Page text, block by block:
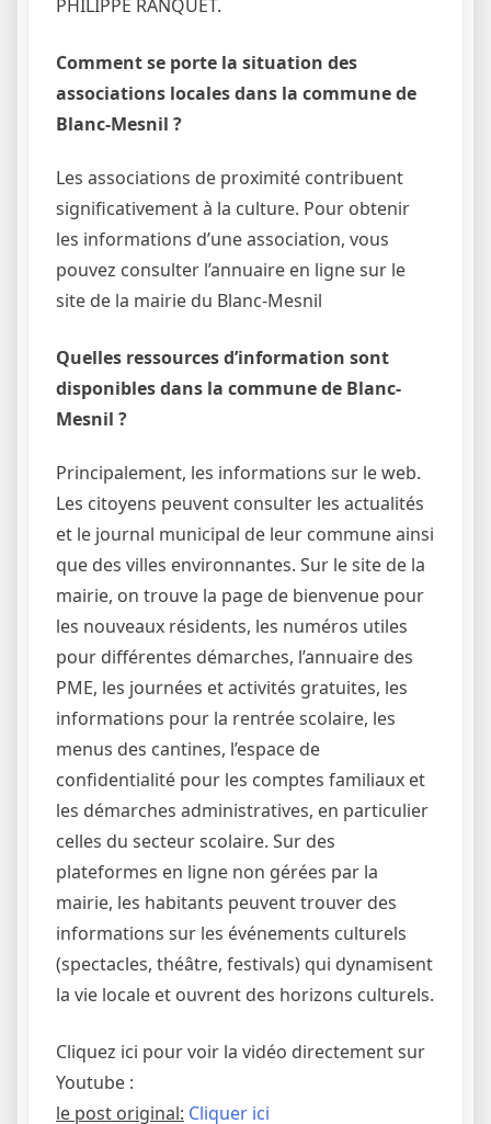
PHILIPPE RANQUET.
Comment se porte la situation des
associations locales dans la commune de
Blanc-Mesnil ?
Les associations de proximité contribuent
significativement à la culture. Pour obtenir
les informations d’une association, vous
pouvez consulter l’annuaire en ligne sur le
site de la mairie du Blanc-Mesnil
Quelles ressources d’information sont
disponibles dans la commune de Blanc-
Mesnil ?
Principalement, les informations sur le web.
Les citoyens peuvent consulter les actualités
et le journal municipal de leur commune ainsi
que des villes environnantes. Sur le site de la
mairie, on trouve la page de bienvenue pour
les nouveaux résidents, les numéros utiles
pour différentes démarches, l’annuaire des
PME, les journées et activités gratuites, les
informations pour la rentrée scolaire, les
menus des cantines, l’espace de
confidentialité pour les comptes familiaux et
les démarches administratives, en particulier
celles du secteur scolaire. Sur des
plateformes en ligne non gérées par la
mairie, les habitants peuvent trouver des
informations sur les événements culturels
(spectacles, théâtre, festivals) qui dynamisent
la vie locale et ouvrent des horizons culturels.
Cliquez ici pour voir la vidéo directement sur
Youtube :
le post original: Cliquer ici